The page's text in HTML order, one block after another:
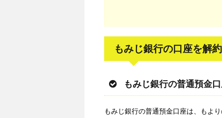
もみじ銀行の口座を解
もみじ銀行の普通預金
もみじ銀行の普通預金口座は、もよ